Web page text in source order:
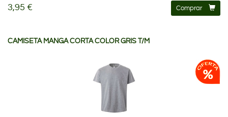
3,95 € Comprar
CAMISETA MANGA CORTA COLOR GRIS T/M